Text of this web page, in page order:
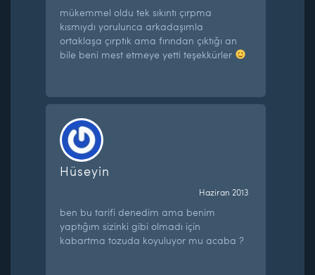
mükemmel oldu tek sıkıntı çırpma
kısmıydı yorulunca arkadaşımla
ortaklaşa çırptık ama fırından çıktığı an
bile beni mest etmeye yetti teşekkürler
Hüseyin
Haziran 2013
ben bu tarifi denedim ama benim
yaptığım sizinki gibi olmadı için
kabartma tozuda koyuluyor mu acaba ?